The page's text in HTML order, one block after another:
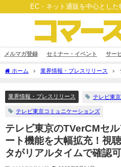
EC・ネット通販を中心とし
メルマガ登録 セミナー・イベント サー
ホーム 業界情報・プレスリリース
業界情報・プレスリリース
テレビ東京
テレビ東京コミュニケーションズ
テレビ東京のTVerCMセ
ート機能を大幅拡充！視
タがリアルタイムで確認